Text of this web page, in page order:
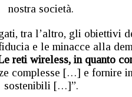
nostra società.
tra l’altro, gli obiettivi
e le minacce alla
reti wireless, in quanto
complesse […] e fornire
sostenibili […]”.